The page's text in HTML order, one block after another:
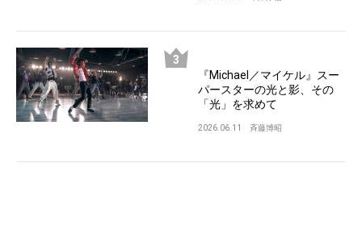
『Michael／マイケル』スー
パースターの光と影、その
「光」を求めて
2026.06.11 斉藤博昭